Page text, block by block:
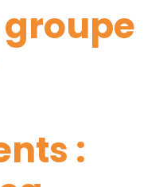
: